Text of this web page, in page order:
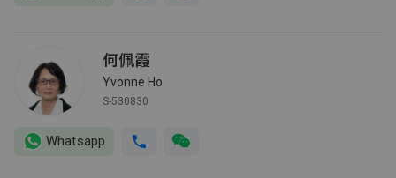
何佩霞
Yvonne Ho
S-530830
Whatsapp